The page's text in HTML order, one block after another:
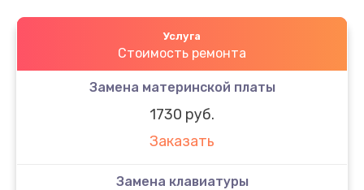
Услуга
Стоимость ремонта
Замена материнской платы
1730 руб.
Заказать
Замена клавиатуры